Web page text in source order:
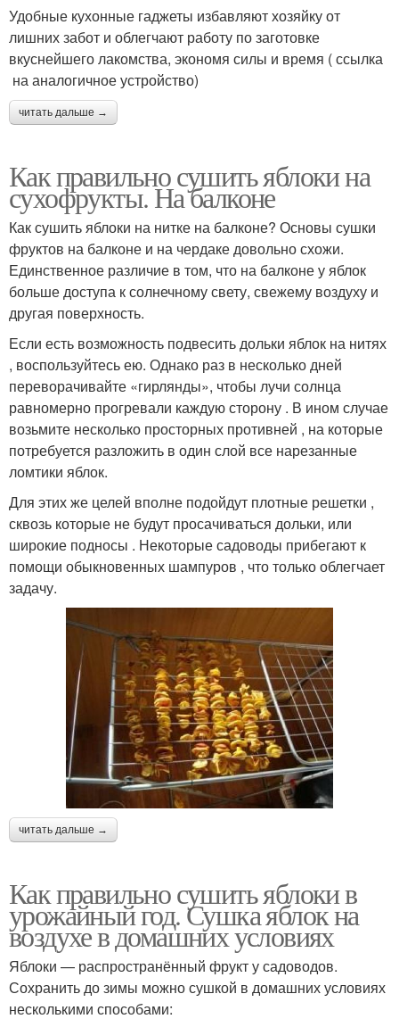
Удобные кухонные гаджеты избавляют хозяйку от
лишних забот и облегчают работу по заготовке
вкуснейшего лакомства, экономя силы и время ( ссылка
на аналогичное устройство)
читать дальше →
Как правильно сушить яблоки на
сухофрукты. На балконе
Как сушить яблоки на нитке на балконе? Основы сушки
фруктов на балконе и на чердаке довольно схожи.
Единственное различие в том, что на балконе у яблок
больше доступа к солнечному свету, свежему воздуху и
другая поверхность.
Если есть возможность подвесить дольки яблок на нитях
, воспользуйтесь ею. Однако раз в несколько дней
переворачивайте «гирлянды», чтобы лучи солнца
равномерно прогревали каждую сторону . В ином случае
возьмите несколько просторных противней , на которые
потребуется разложить в один слой все нарезанные
ломтики яблок.
Для этих же целей вполне подойдут плотные решетки ,
сквозь которые не будут просачиваться дольки, или
широкие подносы . Некоторые садоводы прибегают к
помощи обыкновенных шампуров , что только облегчает
задачу.
читать дальше →
Как правильно сушить яблоки в
урожайный год. Сушка яблок на
воздухе в домашних условиях
Яблоки — распространённый фрукт у садоводов.
Сохранить до зимы можно сушкой в домашних условиях
несколькими способами: